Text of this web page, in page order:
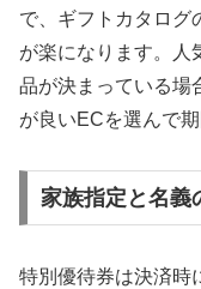
で、ギフトカタログ
が楽になります。人
品が決まっている場
が良いECを選んで
家族指定と名義
特別優待券は決済時